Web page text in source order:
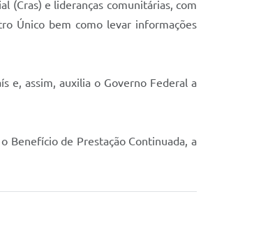
(Cras) e lideranças comunitárias, com
Único bem como levar informações
e, assim, auxilia o Governo Federal a
Benefício de Prestação Continuada, a